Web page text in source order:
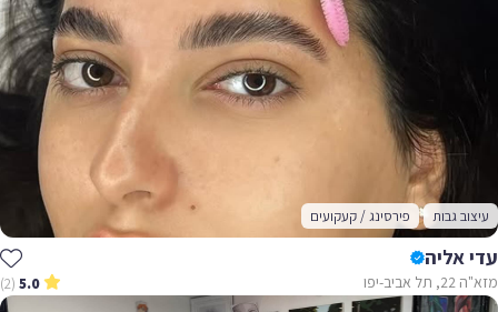
עיצוב גבות פירסינג / קעקועים
עדי אליה
מזא"ה 22, תל אביב-יפו 5.0
(2)